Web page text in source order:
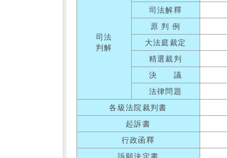
司法
判解
司法解釋
原 判 例
大法庭裁定
精選裁判
決 議
法律問題
各級法院裁判書
起訴書
行政函釋
訴願決定書